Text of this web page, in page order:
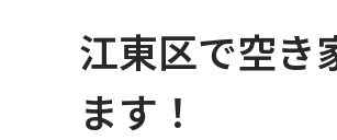
江東区で空き
ます！